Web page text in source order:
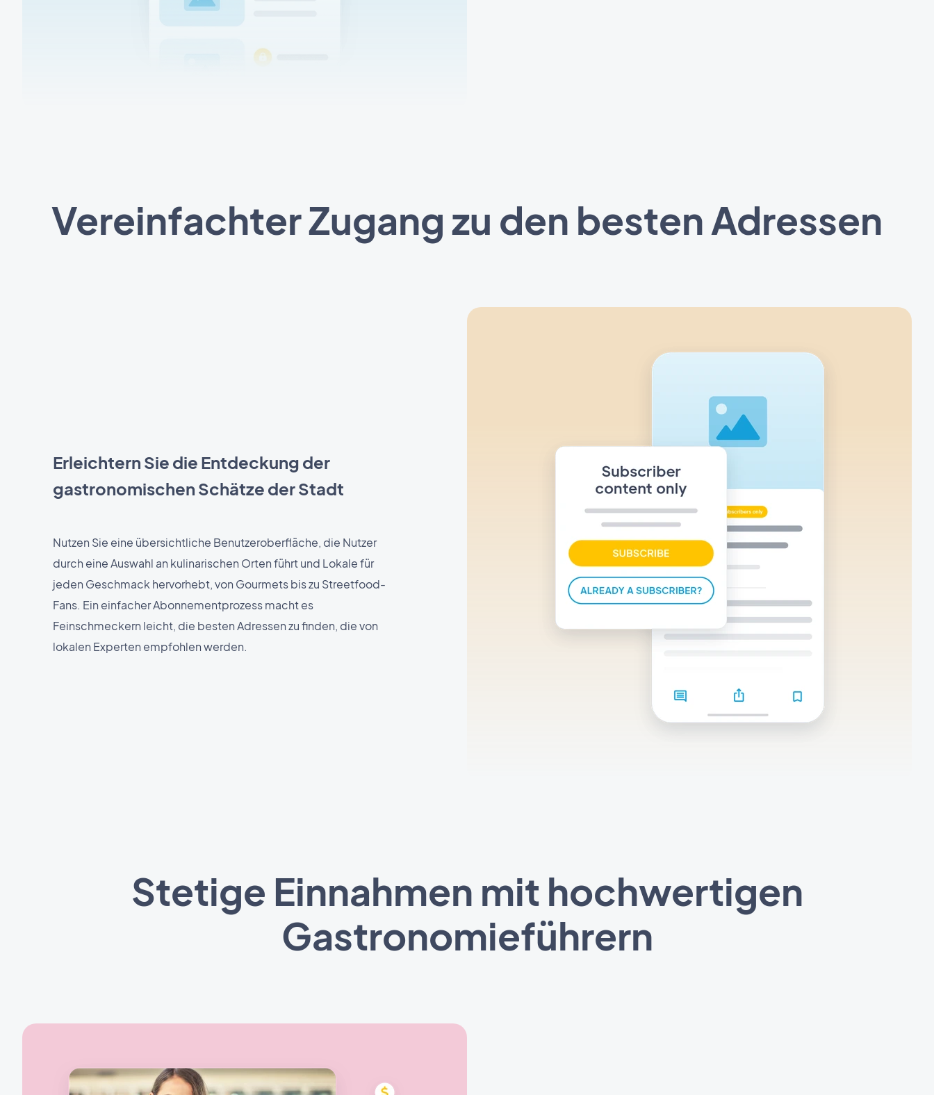
Vereinfachter Zugang zu den besten Adressen
Erleichtern Sie die Entdeckung der
gastronomischen Schätze der Stadt
Nutzen Sie eine übersichtliche Benutzeroberfläche, die Nutzer
durch eine Auswahl an kulinarischen Orten führt und Lokale für
jeden Geschmack hervorhebt, von Gourmets bis zu Streetfood-
Fans. Ein einfacher Abonnementprozess macht es
Feinschmeckern leicht, die besten Adressen zu finden, die von
lokalen Experten empfohlen werden.
Stetige Einnahmen mit hochwertigen
Gastronomieführern